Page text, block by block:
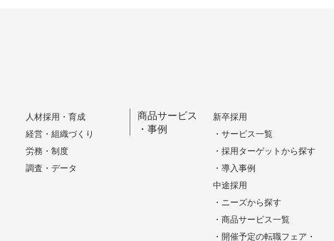
人材採用・育成
経営・組織づくり
労務・制度
調査・データ
商品サービス
・事例
新卒採用
・サービス一覧
・採用ターゲットから探す
・導入事例
中途採用
・ニーズから探す
・商品サービス一覧
・開催予定の転職フェア・